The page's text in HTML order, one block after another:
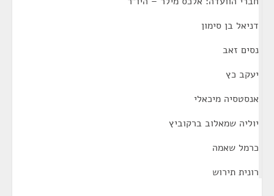
דניאל בן סימון
נסים זאב
יעקב כץ
אנסטסיה מיכאלי
יוליה שמאלוב ברקוביץ
כרמל שאמה
רונית תירוש